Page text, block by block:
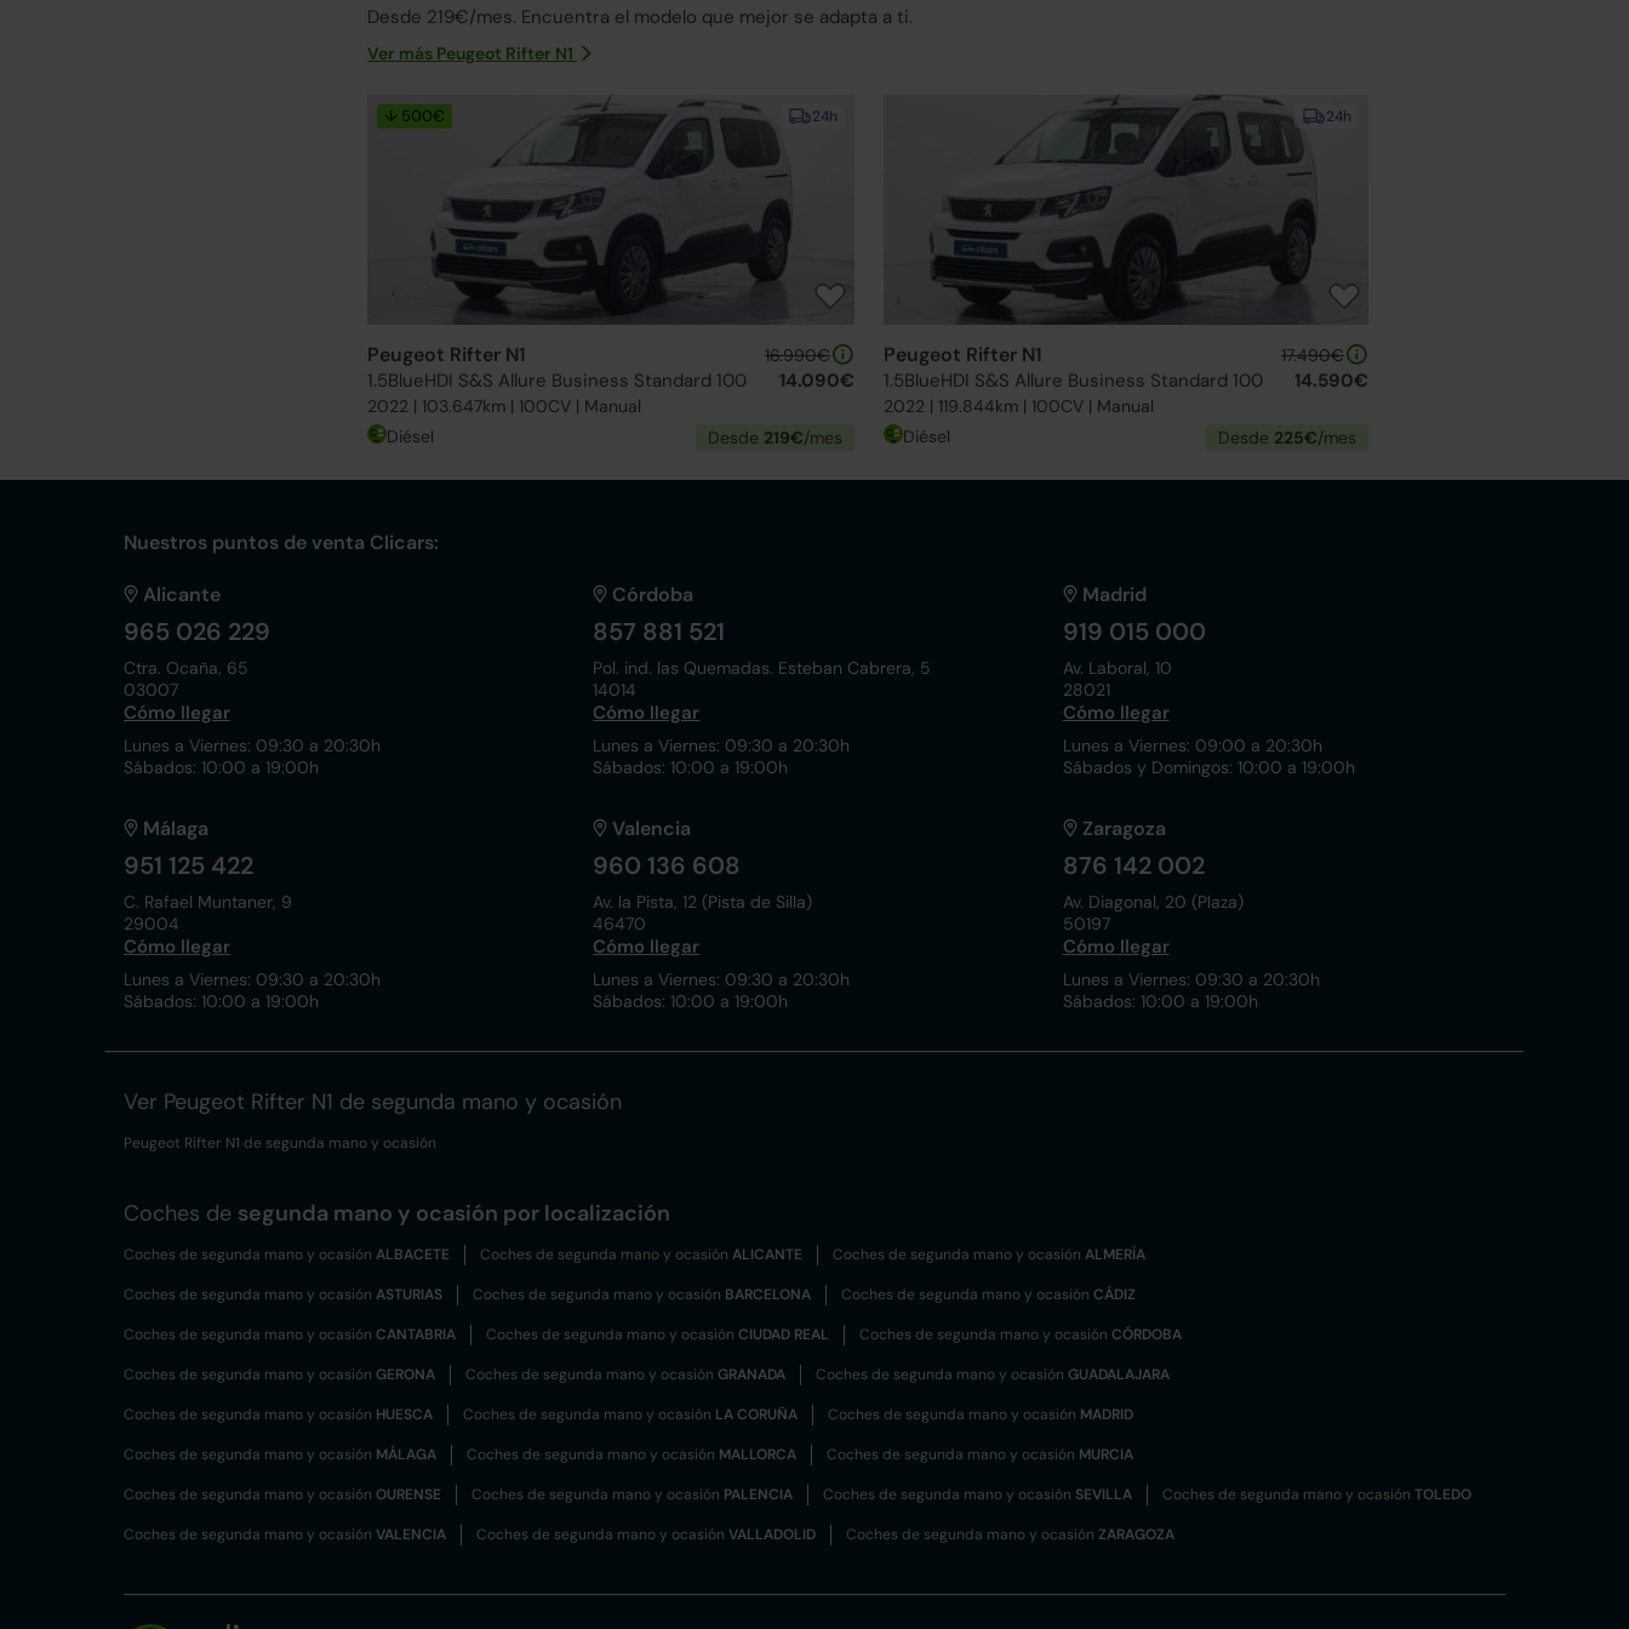
Desde 219€/mes. Encuentra el modelo que mejor se adapta a ti.
Ver más Peugeot Rifter N1
24h
↓ 500€
Peugeot Rifter N1
1.5BlueHDI S&S Allure Business Standard 100
2022 | 103.647km | 100CV | Manual
16.990€
14.090€
Diésel Desde 219€/mes
24h
Peugeot Rifter N1
1.5BlueHDI S&S Allure Business Standard 100
2022 | 119.844km | 100CV | Manual
17.490€
14.590€
Diésel Desde 225€/mes
Nuestros puntos de venta Clicars:
Alicante
965 026 229
Ctra. Ocaña, 65
03007
Cómo llegar
Lunes a Viernes: 09:30 a 20:30h
Sábados: 10:00 a 19:00h
Córdoba
857 881 521
Pol. ind. las Quemadas. Esteban Cabrera, 5
14014
Cómo llegar
Lunes a Viernes: 09:30 a 20:30h
Sábados: 10:00 a 19:00h
Madrid
919 015 000
Av. Laboral, 10
28021
Cómo llegar
Lunes a Viernes: 09:00 a 20:30h
Sábados y Domingos: 10:00 a 19:00h
Málaga
951 125 422
C. Rafael Muntaner, 9
29004
Cómo llegar
Lunes a Viernes: 09:30 a 20:30h
Sábados: 10:00 a 19:00h
Valencia
960 136 608
Av. la Pista, 12 (Pista de Silla)
46470
Cómo llegar
Lunes a Viernes: 09:30 a 20:30h
Sábados: 10:00 a 19:00h
Zaragoza
876 142 002
Av. Diagonal, 20 (Plaza)
50197
Cómo llegar
Lunes a Viernes: 09:30 a 20:30h
Sábados: 10:00 a 19:00h
Ver Peugeot Rifter N1 de segunda mano y ocasión
Peugeot Rifter N1 de segunda mano y ocasión
Coches de segunda mano y ocasión por localización
Coches de segunda mano y ocasión ALBACETE Coches de segunda mano y ocasión ALICANTE Coches de segunda mano y ocasión ALMERÍA
Coches de segunda mano y ocasión ASTURIAS Coches de segunda mano y ocasión BARCELONA Coches de segunda mano y ocasión CÁDIZ
Coches de segunda mano y ocasión CANTABRIA Coches de segunda mano y ocasión CIUDAD REAL Coches de segunda mano y ocasión CÓRDOBA
Coches de segunda mano y ocasión GERONA Coches de segunda mano y ocasión GRANADA Coches de segunda mano y ocasión GUADALAJARA
Coches de segunda mano y ocasión HUESCA Coches de segunda mano y ocasión LA CORUÑA Coches de segunda mano y ocasión MADRID
Coches de segunda mano y ocasión MÁLAGA Coches de segunda mano y ocasión MALLORCA Coches de segunda mano y ocasión MURCIA
Coches de segunda mano y ocasión OURENSE Coches de segunda mano y ocasión PALENCIA Coches de segunda mano y ocasión SEVILLA Coches de segunda mano y ocasión TOLEDO
Coches de segunda mano y ocasión VALENCIA Coches de segunda mano y ocasión VALLADOLID Coches de segunda mano y ocasión ZARAGOZA